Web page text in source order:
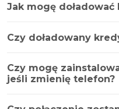
Jak mogę doładować
Czy doładowany
Czy mogę
jeśli zmienię telefon?